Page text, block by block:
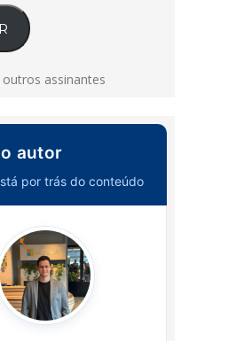
outros assinantes
autor
por trás do conteúdo